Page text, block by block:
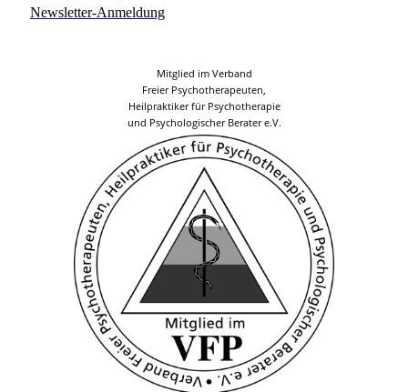
Newsletter-Anmeldung
Mitglied im Verband
Freier Psychotherapeuten,
Heilpraktiker für Psychotherapie
und Psychologischer Berater e.V.